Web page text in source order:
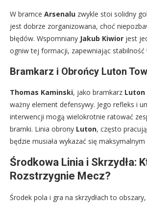
W bramce Arsenalu zwykle stoi solidny
jest dobrze zorganizowana, choć
błędów. Wspomniany Jakub Kiwior jest
ogniw tej formacji, zapewniając stabilność
Bramkarz i Obrońcy Luton
Thomas Kaminski, jako bramkarz Luton
ważny element defensywy. Jego refleks i
interwencji mogą wielokrotnie ratować
bramki. Linia obrony Luton, często
będzie musiała wykazać się maksymalnym
Środkowa Linia i Skrzydła:
Rozstrzygnie Mecz?
Środek pola i gra na skrzydłach to